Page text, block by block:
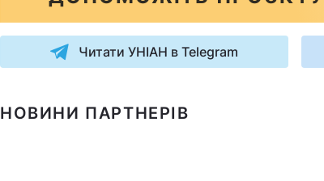
Читати УНІАН в Telegram
НОВИНИ ПАРТНЕРІВ